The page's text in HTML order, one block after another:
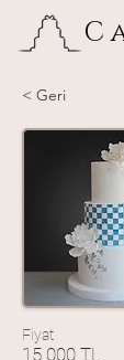
< Geri
Fiyat
15.000 TL